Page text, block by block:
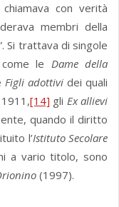
con verità
membri della
Si trattava di singole
le Dame della
Figli adottividei quali
[14] gli Ex allievi
quando il diritto
l’Istituto Secolare
a vario titolo, sono
(1997).